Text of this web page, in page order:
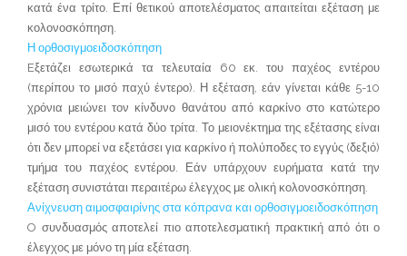
κατά ένα τρίτο. Επί θετικού αποτελέσματος απαιτείται εξέταση με
κολονοσκόπηση.
Η ορθοσιγμοειδοσκόπηση
Eξετάζει εσωτερικά τα τελευταία 60 εκ. του παχέος εντέρου
(περίπου το μισό παχύ έντερο). Η εξέταση, εάν γίνεται κάθε 5-10
χρόνια μειώνει τον κίνδυνο θανάτου από καρκίνο στο κατώτερο
μισό του εντέρου κατά δύο τρίτα. Το μειονέκτημα της εξέτασης είναι
ότι δεν μπορεί να εξετάσει για καρκίνο ή πολύποδες το εγγύς (δεξιό)
τμήμα του παχέος εντέρου. Εάν υπάρχουν ευρήματα κατά την
εξέταση συνιστάται περαιτέρω έλεγχος με ολική κολονοσκόπηση.
Ανίχνευση αιμοσφαιρίνης στα κόπρανα και ορθοσιγμοειδοσκόπηση
O συνδυασμός αποτελεί πιο αποτελεσματική πρακτική από ότι ο
έλεγχος με μόνο τη μία εξέταση.